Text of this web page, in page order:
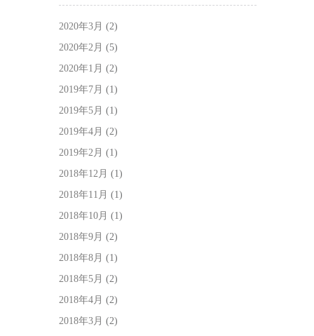
2020年3月 (2)
2020年2月 (5)
2020年1月 (2)
2019年7月 (1)
2019年5月 (1)
2019年4月 (2)
2019年2月 (1)
2018年12月 (1)
2018年11月 (1)
2018年10月 (1)
2018年9月 (2)
2018年8月 (1)
2018年5月 (2)
2018年4月 (2)
2018年3月 (2)